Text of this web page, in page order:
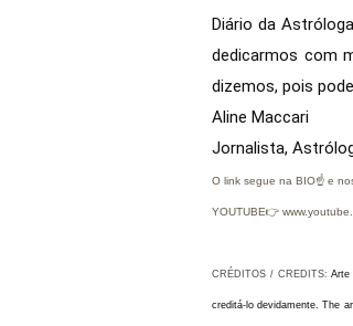
Diário da
dedicarmos com
dizemos, pois
Aline Maccari
Jornalista,
O link segue na BIO☝ e
YOUTUBE👉
CRÉDITOS / CREDITS:Arte
creditá-lo devidamente.The